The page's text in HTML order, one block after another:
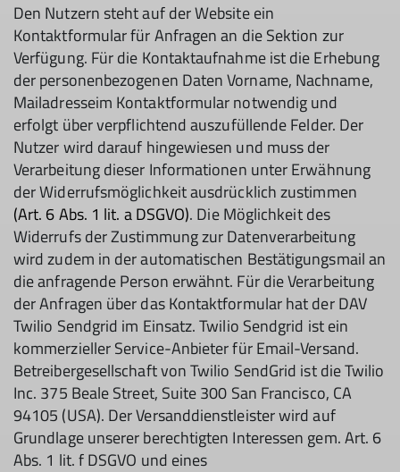
Den Nutzern steht auf der Website ein
Kontaktformular für Anfragen an die Sektion zur
Verfügung. Für die Kontaktaufnahme ist die Erhebung
der personenbezogenen Daten Vorname, Nachname,
Mailadresseim Kontaktformular notwendig und
erfolgt über verpflichtend auszufüllende Felder. Der
Nutzer wird darauf hingewiesen und muss der
Verarbeitung dieser Informationen unter Erwähnung
der Widerrufsmöglichkeit ausdrücklich zustimmen
(Art. 6 Abs. 1 lit. a DSGVO). Die Möglichkeit des
Widerrufs der Zustimmung zur Datenverarbeitung
wird zudem in der automatischen Bestätigungsmail an
die anfragende Person erwähnt. Für die Verarbeitung
der Anfragen über das Kontaktformular hat der DAV
Twilio Sendgrid im Einsatz. Twilio Sendgrid ist ein
kommerzieller Service-Anbieter für Email-Versand.
Betreibergesellschaft von Twilio SendGrid ist die Twilio
Inc. 375 Beale Street, Suite 300 San Francisco, CA
94105 (USA). Der Versanddienstleister wird auf
Grundlage unserer berechtigten Interessen gem. Art. 6
Abs. 1 lit. f DSGVO und eines